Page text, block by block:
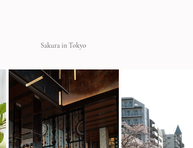
Sakura in Tokyo